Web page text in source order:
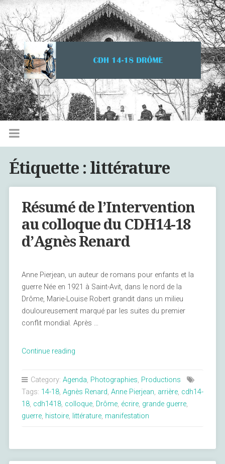
Étiquette : littérature
Résumé de l’Intervention
au colloque du CDH14-18
d’Agnès Renard
Anne Pierjean, un auteur de romans pour enfants et la
guerre Née en 1921 à Saint-Avit, dans le nord de la
Drôme, Marie-Louise Robert grandit dans un milieu
douloureusement marqué par les suites du premier
conflit mondial. Après …
Continue reading« Résumé
l’Intervention
au
colloque
du
d’Agnès
Renard »
Category: Agenda, Photographies, Productions
Tags: 14-18, Agnès Renard, Anne Pierjean, arrière, cdh14-
18, cdh1418, colloque, Drôme, écrire, grande guerre,
guerre, histoire, littérature, manifestation